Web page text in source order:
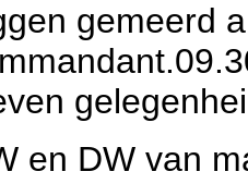
gemeerd
en DW van